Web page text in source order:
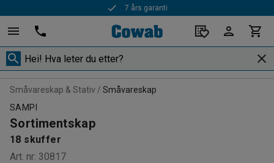
7 års garanti
Småvareskap & Stativ
Småvareskap
SAMPI
Sortimentskap
18 skuffer
Art. nr: 30817